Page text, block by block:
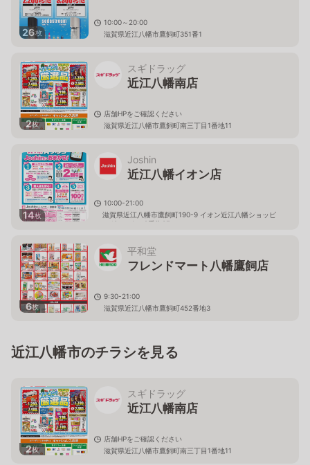
26枚
10:00～20:00
滋賀県近江八幡市鷹飼町351番1
2枚
スギドラッグ
近江八幡南店
店舗HPをご確認ください
滋賀県近江八幡市鷹飼町南三丁目1番地11
14枚
Joshin
近江八幡イオン店
10:00-21:00
滋賀県近江八幡市鷹飼町190-9 イオン近江八幡ショッピ
ングセンター2番街3F
6枚
平和堂
フレンドマート八幡鷹飼店
9:30-21:00
滋賀県近江八幡市鷹飼町452番地3
近江八幡市のチラシを見る
2枚
スギドラッグ
近江八幡南店
店舗HPをご確認ください
滋賀県近江八幡市鷹飼町南三丁目1番地11